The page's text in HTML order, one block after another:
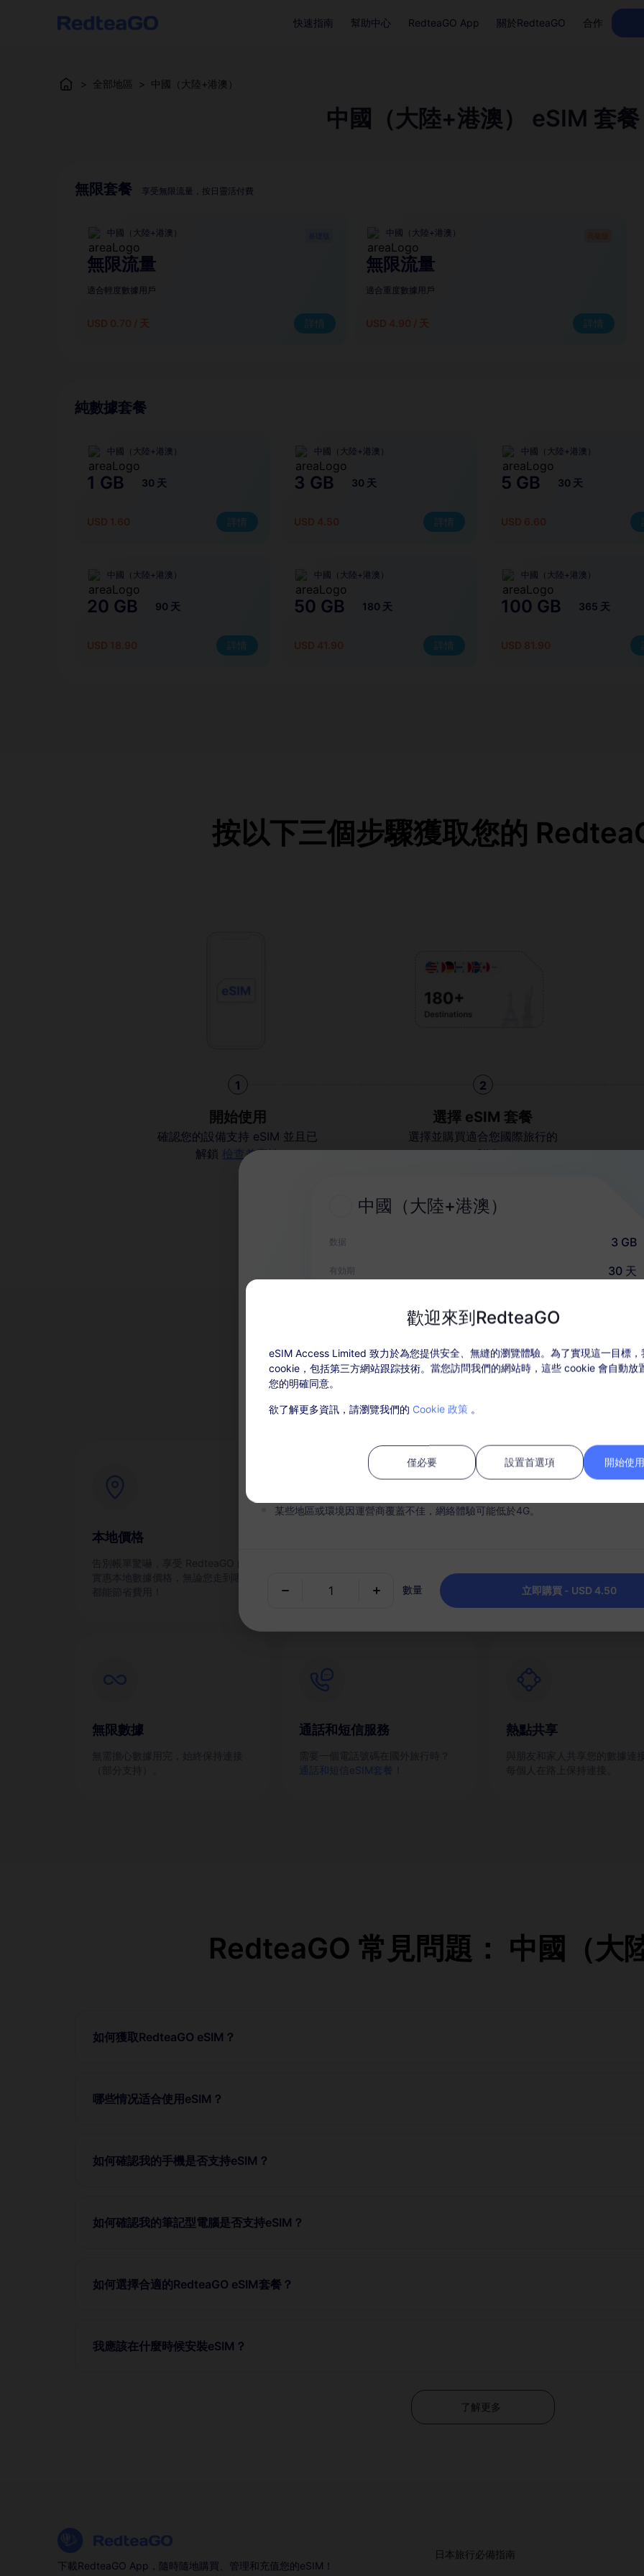
快速指南 幫助中心 RedteaGO App 關於RedteaGO 合作
> 全部地區 > 中國（大陸+港澳）
中國（大陸+港澳） eSIM 套餐
無限套餐 享受無限流量，按日靈活付費
中國（大陸+港澳）
無限流量
適合輕度數據用戶
USD 0.70 / 天 詳情
中國（大陸+港澳）
無限流量
適合重度數據用戶
USD 4.90 / 天 詳情
純數據套餐
中國（大陸+港澳）
1 GB 30 天
USD 1.60 詳情
中國（大陸+港澳）
3 GB 30 天
USD 4.50 詳情
中國（大陸+港澳）
5 GB 30 天
USD 6.60
中國（大陸+港澳）
20 GB 90 天
USD 18.90 詳情
中國（大陸+港澳）
50 GB 180 天
USD 41.90 詳情
中國（大陸+港澳）
100 GB 365 天
USD 81.90
按以下三個步驟獲取您的
1
開始使用
確認您的設備支持 eSIM 並且已
解鎖 檢查兼容性
2
選擇 eSIM 套餐
選擇並購買適合您國際旅行的
eSIM
快速指南
為什麼選擇 RedteaGO
本地價格
為每個目的地保留一個套餐。
無限數據 通話和短信服務
通話和短信eSIM套餐！
熱點共享
RedteaGO 常見問題： 中國（大
如何獲取RedteaGO eSIM？
哪些情况适合使用eSIM？
如何確認我的手機是否支持eSIM？
如何確認我的筆記型電腦是否支持eSIM？
如何選擇合適的RedteaGO eSIM套餐？
我應該在什麼時候安裝eSIM？
了解更多
中國（大陸+港澳）
数据 3 GB
有効期 30 天
套餐詳情
本服務無需SIM卡，購買後請在30天內激活，過期未激活套餐將無法使用和退款；
在有效期內，套餐流量使用完畢，則會停止服務；
某些地區或環境因運營商覆蓋不佳，網絡體驗可能低於4G。
數量 立即購買 - USD 4.50
下載RedteaGO App，隨時隨地購買、管理和充值您的eSIM！
日本旅行必備指南
歡迎來到RedteaGO
eSIM Access Limited 致力於為您提供安全、無縫的瀏覽體驗。為了實現這一目標，
cookie，包括第三方網站跟踪技術。當您訪問我們的網站時，這些 cookie 會自動放
您的明確同意。
欲了解更多資訊，請瀏覽我們的 Cookie 政策 。
僅必要 設置首選項 開始使